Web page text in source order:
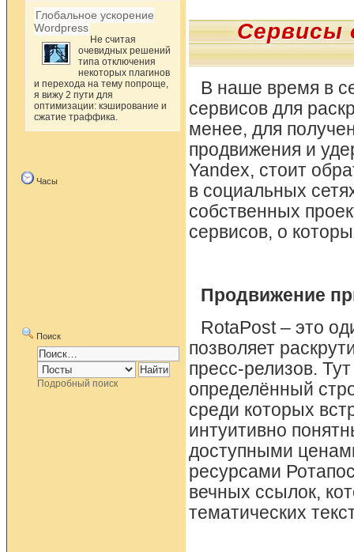
Глобальное ускорение
Wordpress
Не считая
очевидных решений
типа отключения
некоторых плагинов
и перехода на тему попроще,
я вижу 2 пути для
оптимизации: кэширование и
сжатие траффика.
Часы
Поиск
Подробный поиск
Сервисы
В наше время в
сервисов для
менее, для
продвижения и
Yandex, стоит
в социальных
собственных
сервисов, о
Продвижение
RotaPost – это
позволяет
пресс-релизов.
определённый
среди которых
интуитивно
доступными
ресурсами
вечных ссылок,
тематических